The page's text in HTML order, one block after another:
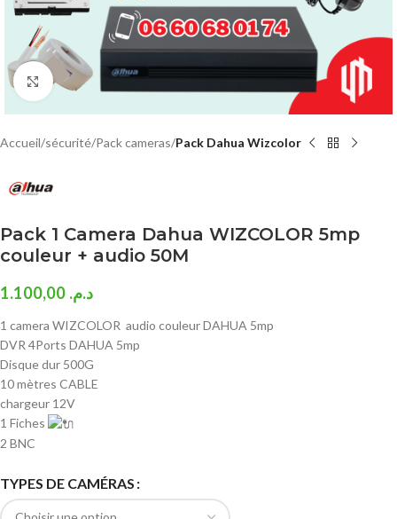
Click to enlarge
Accueil sécurité Pack cameras Pack Dahua Wizcolor
Pack 1 Camera Dahua WIZCOLOR 5mp
couleur + audio 50M
د.م.
1 camera WIZCOLOR audio couleur DAHUA 5mp
DVR 4Ports DAHUA 5mp
Disque dur 500G
10 mètres CABLE
chargeur 12V
1 Fiches
2 BNC
TYPES DE CAMÉRAS